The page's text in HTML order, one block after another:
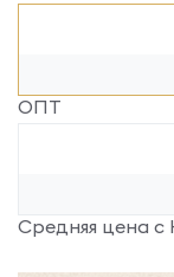
ОПТ
Средняя цена